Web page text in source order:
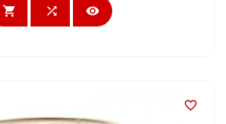
  
